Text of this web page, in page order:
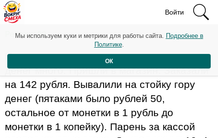
Войти
Рейтинг: 99
Накопилось у нас с другом железных
денег много. Пришли в магазин. Заказали
на 142 рубля. Вывалили на стойку гору
денег (пятаками было рублей 50,
остальное от монетки в 1 рубль до
монетки в 1 копейку). Парень за кассой
Мы используем куки и метрики для работы сайта. Подробнее в
Политике.
ОК